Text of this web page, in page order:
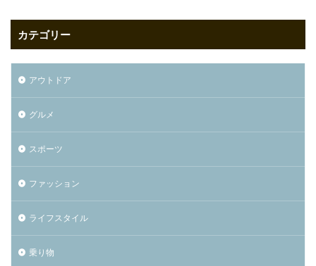
カテゴリー
アウトドア
グルメ
スポーツ
ファッション
ライフスタイル
乗り物